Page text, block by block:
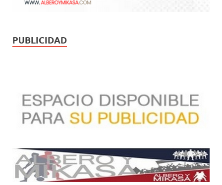
PUBLICIDAD